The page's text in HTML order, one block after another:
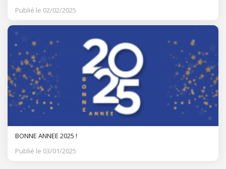
Publié le 02/02/2025
BONNE ANNEE 2025 !
Publié le 03/01/2025